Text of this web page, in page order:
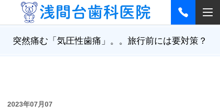
突然痛む「気圧性歯痛」。。旅行前には要対策？
2023年07月07